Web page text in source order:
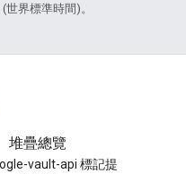
世界標準時間)。
堆疊總覽
vault-api 標記提